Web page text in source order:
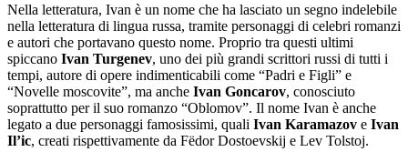
Nella letteratura, Ivan è un nome che ha lasciato un segno indelebile
nella letteratura di lingua russa, tramite personaggi di celebri romanzi
e autori che portavano questo nome. Proprio tra questi ultimi
spiccano Ivan Turgenev, uno dei più grandi scrittori russi di tutti i
tempi, autore di opere indimenticabili come “Padri e Figli” e
“Novelle moscovite”, ma anche Ivan Goncarov, conosciuto
soprattutto per il suo romanzo “Oblomov”. Il nome Ivan è anche
legato a due personaggi famosissimi, quali Ivan Karamazov e Ivan
Il’ic, creati rispettivamente da Fëdor Dostoevskij e Lev Tolstoj.